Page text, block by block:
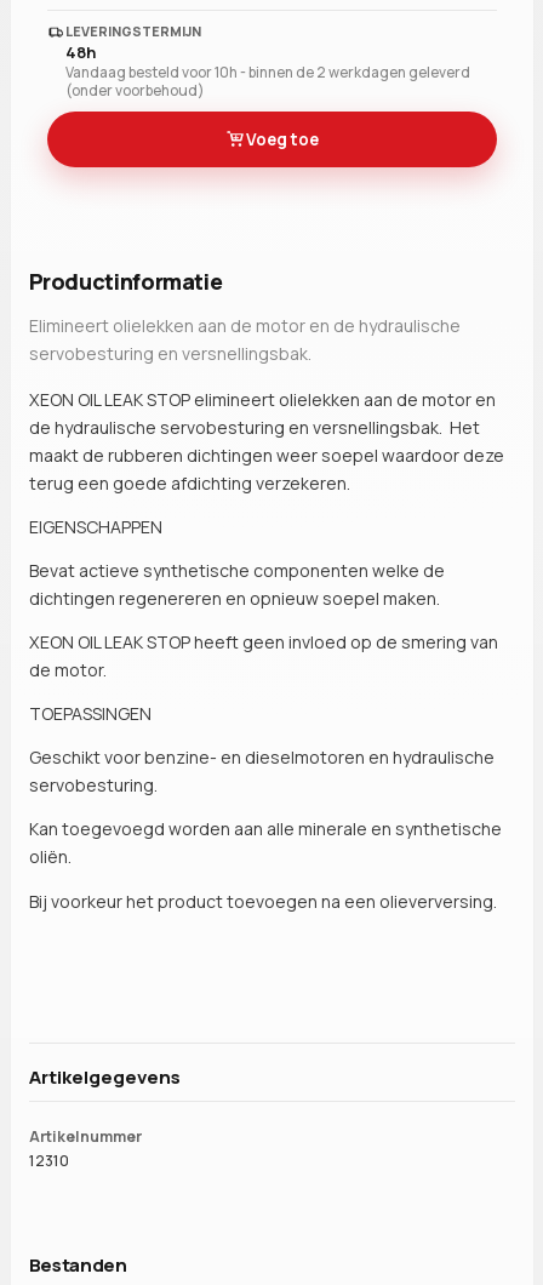
LEVERINGSTERMIJN
48h
Vandaag besteld voor 10h - binnen de 2 werkdagen geleverd
(onder voorbehoud)
Voeg toe
Productinformatie
Elimineert olielekken aan de motor en de hydraulische
servobesturing en versnellingsbak.
XEON OIL LEAK STOP elimineert olielekken aan de motor en
de hydraulische servobesturing en versnellingsbak. Het
maakt de rubberen dichtingen weer soepel waardoor deze
terug een goede afdichting verzekeren.
EIGENSCHAPPEN
Bevat actieve synthetische componenten welke de
dichtingen regenereren en opnieuw soepel maken.
XEON OIL LEAK STOP heeft geen invloed op de smering van
de motor.
TOEPASSINGEN
Geschikt voor benzine- en dieselmotoren en hydraulische
servobesturing.
Kan toegevoegd worden aan alle minerale en synthetische
oliën.
Bij voorkeur het product toevoegen na een olieverversing.
Artikelgegevens
Artikelnummer
12310
Bestanden